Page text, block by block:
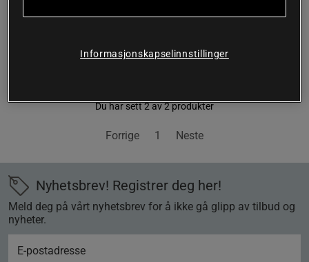
Du har sett 2 av 2 produkter
Forrige 1 Neste
Nyhetsbrev! Registrer deg her!
Meld deg på vårt nyhetsbrev for å ikke gå glipp av tilbud og
nyheter.
Informasjonskapselinnstillinger